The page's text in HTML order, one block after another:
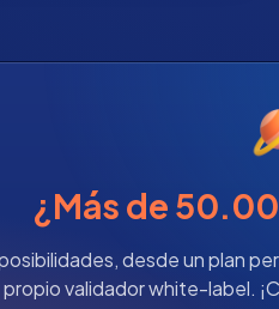
¿Más de
desde un plan
validador white-label.